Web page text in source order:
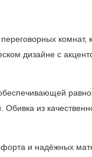
комнат,
дизайне с
из
и надёжных